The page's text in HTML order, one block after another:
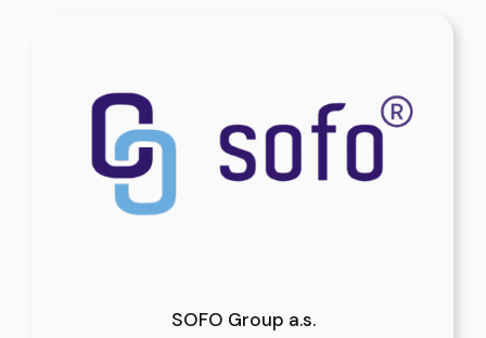
SOFO Group a.s.